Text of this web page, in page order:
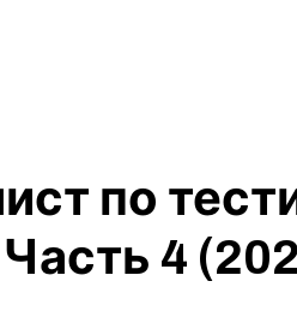
по
4